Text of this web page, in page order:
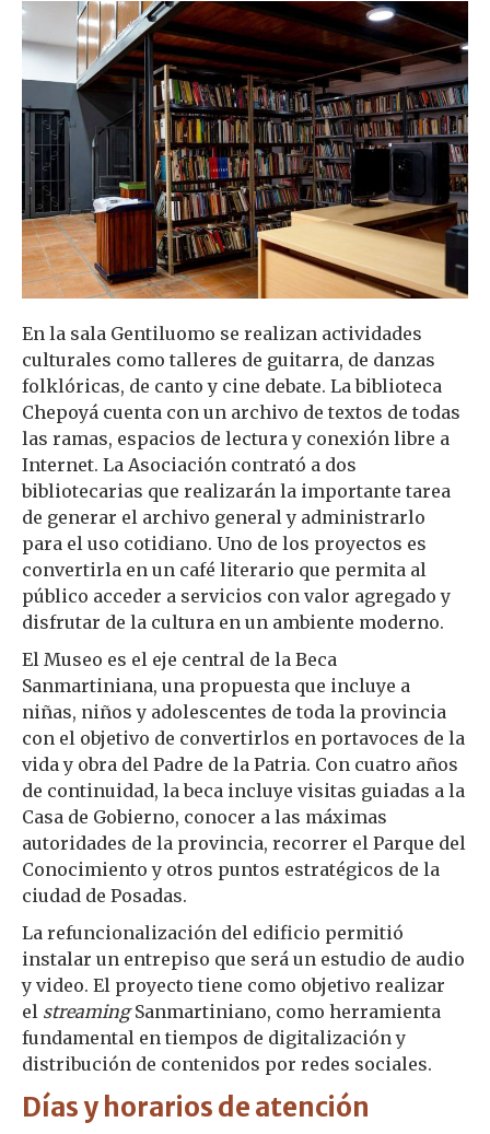
En la sala Gentiluomo se realizan actividades
culturales como talleres de guitarra, de danzas
folklóricas, de canto y cine debate. La biblioteca
Chepoyá cuenta con un archivo de textos de todas
las ramas, espacios de lectura y conexión libre a
Internet. La Asociación contrató a dos
bibliotecarias que realizarán la importante tarea
de generar el archivo general y administrarlo
para el uso cotidiano. Uno de los proyectos es
convertirla en un café literario que permita al
público acceder a servicios con valor agregado y
disfrutar de la cultura en un ambiente moderno.
El Museo es el eje central de la Beca
Sanmartiniana, una propuesta que incluye a
niñas, niños y adolescentes de toda la provincia
con el objetivo de convertirlos en portavoces de la
vida y obra del Padre de la Patria. Con cuatro años
de continuidad, la beca incluye visitas guiadas a la
Casa de Gobierno, conocer a las máximas
autoridades de la provincia, recorrer el Parque del
Conocimiento y otros puntos estratégicos de la
ciudad de Posadas.
La refuncionalización del edificio permitió
instalar un entrepiso que será un estudio de audio
y video. El proyecto tiene como objetivo realizar
el streamingSanmartiniano, como herramienta
fundamental en tiempos de digitalización y
distribución de contenidos por redes sociales.
Días y horarios de atención